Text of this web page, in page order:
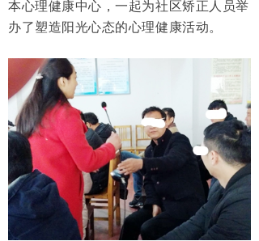
本心理健康中心，一起为社区矫正人员举
办了塑造阳光心态的心理健康活动。